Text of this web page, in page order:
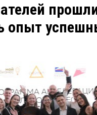
опыт